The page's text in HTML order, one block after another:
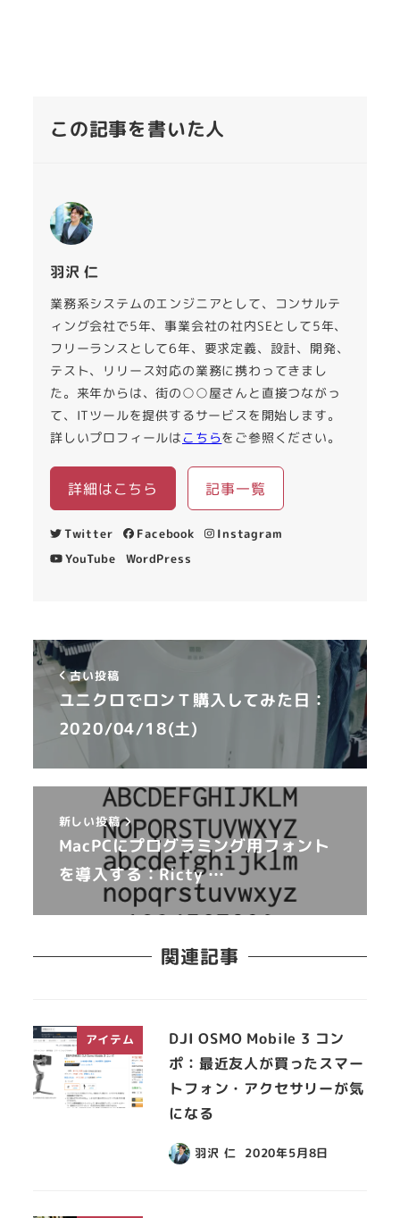
この記事を書いた人
羽沢 仁
業務系システムのエンジニアとして、コンサルテ
ィング会社で5年、事業会社の社内SEとして5年、
フリーランスとして6年、要求定義、設計、開発、
テスト、リリース対応の業務に携わってきまし
た。来年からは、街の○○屋さんと直接つながっ
て、ITツールを提供するサービスを開始します。
詳しいプロフィールはこちらをご参照ください。
詳細はこちら 記事一覧
Twitter Facebook
Instagram
YouTube
WordPress
古い投稿
ユニクロでロンＴ購入してみた日：
2020/04/18(土)
新しい投稿
MacPCにプログラミング用フォント
を導入する：Ricty …
関連記事
アイテム
DJI OSMO Mobile 3 コン
ポ：最近友人が買ったスマー
トフォン・アクセサリーが気
になる
羽沢 仁 2020年5月8日